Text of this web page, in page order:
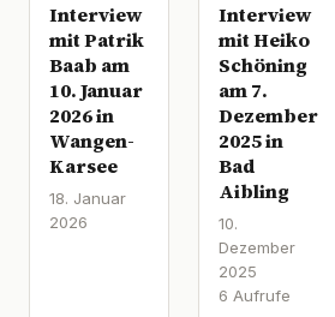
Interview
mit Patrik
Baab am
10. Januar
2026 in
Wangen-
Karsee
18. Januar
2026
Interview
mit Heiko
Schöning
am 7.
Dezember
2025 in
Bad
Aibling
10.
Dezember
2025
6 Aufrufe